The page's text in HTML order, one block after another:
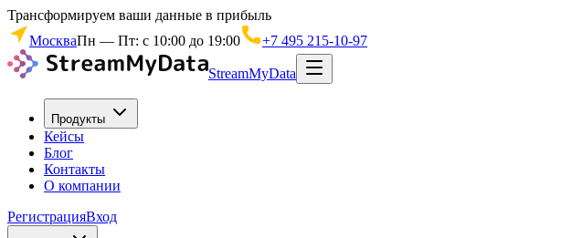
Трансформируем ваши данные в прибыль
МоскваПн — Пт: с 10:00 до 19:00 +7 495 215-10-97
StreamMyData
Продукты
Кейсы
Блог
Контакты
О компании
РегистрацияВход